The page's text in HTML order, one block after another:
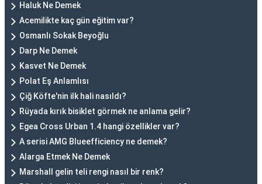
Haluk Ne Demek
Acemilikte kaç gün eğitim var?
Osmanlı Sokak Beyoğlu
Darp Ne Demek
Kasvet Ne Demek
Polat Eş Anlamlısı
Çiğ Köfte'nin ilk hali nasıldı?
Rüyada kırık bisiklet görmek ne anlama gelir?
Egea Cross Urban 1.4 hangi özellikler var?
A serisi AMG Blueefficiency ne demek?
Alarga Etmek Ne Demek
Marshall gelin teli rengi nasıl bir renk?